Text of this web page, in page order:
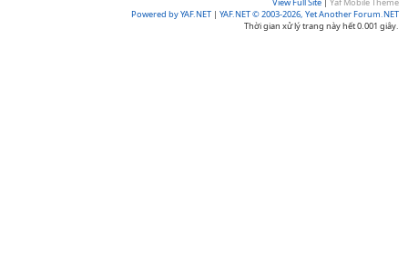
Powered by YAF.NET | YAF.NET © 2003-2026, Yet Another Forum.NET
Thời gian xử lý trang này hết 0.001 giây.